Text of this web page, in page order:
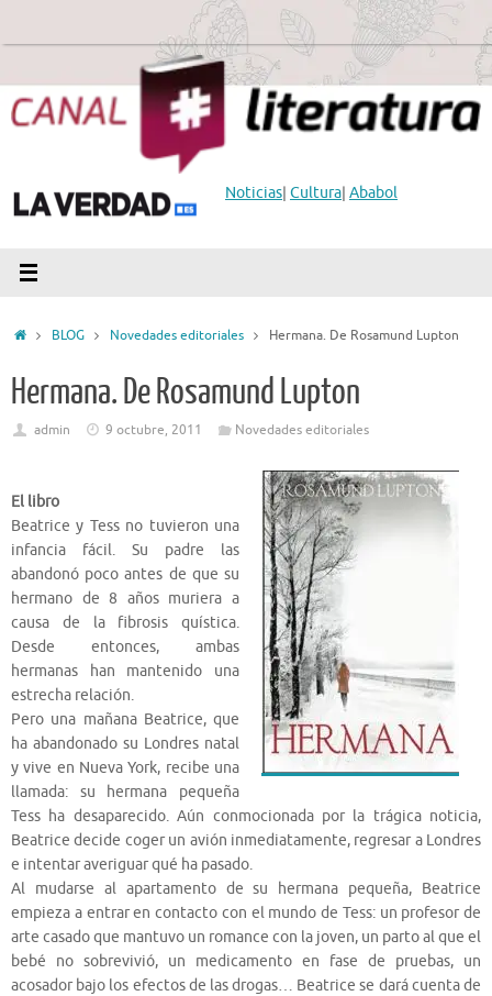
Noticias| Cultura| Ababol
InicioBLOG Novedades editoriales Hermana. De Rosamund Lupton
Hermana. De Rosamund Lupton
admin 9 octubre, 2011 Novedades editoriales
El libro
Beatrice y Tess no tuvieron una
infancia fácil. Su padre las
abandonó poco antes de que su
hermano de 8 años muriera a
causa de la fibrosis quística.
Desde entonces, ambas
hermanas han mantenido una
estrecha relación.
Pero una mañana Beatrice, que
ha abandonado su Londres natal
y vive en Nueva York, recibe una
llamada: su hermana pequeña
Tess ha desaparecido. Aún conmocionada por la trágica noticia,
Beatrice decide coger un avión inmediatamente, regresar a Londres
e intentar averiguar qué ha pasado.
Al mudarse al apartamento de su hermana pequeña, Beatrice
empieza a entrar en contacto con el mundo de Tess: un profesor de
arte casado que mantuvo un romance con la joven, un parto al que el
bebé no sobrevivió, un medicamento en fase de pruebas, un
acosador bajo los efectos de las drogas… Beatrice se dará cuenta de